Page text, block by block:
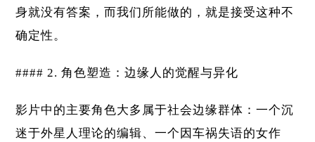
身就没有答案，而我们所能做的，就是接受这种不
确定性。
#### 2. 角色塑造：边缘人的觉醒与异化
影片中的主要角色大多属于社会边缘群体：一个沉
迷于外星人理论的编辑、一个因车祸失语的女作